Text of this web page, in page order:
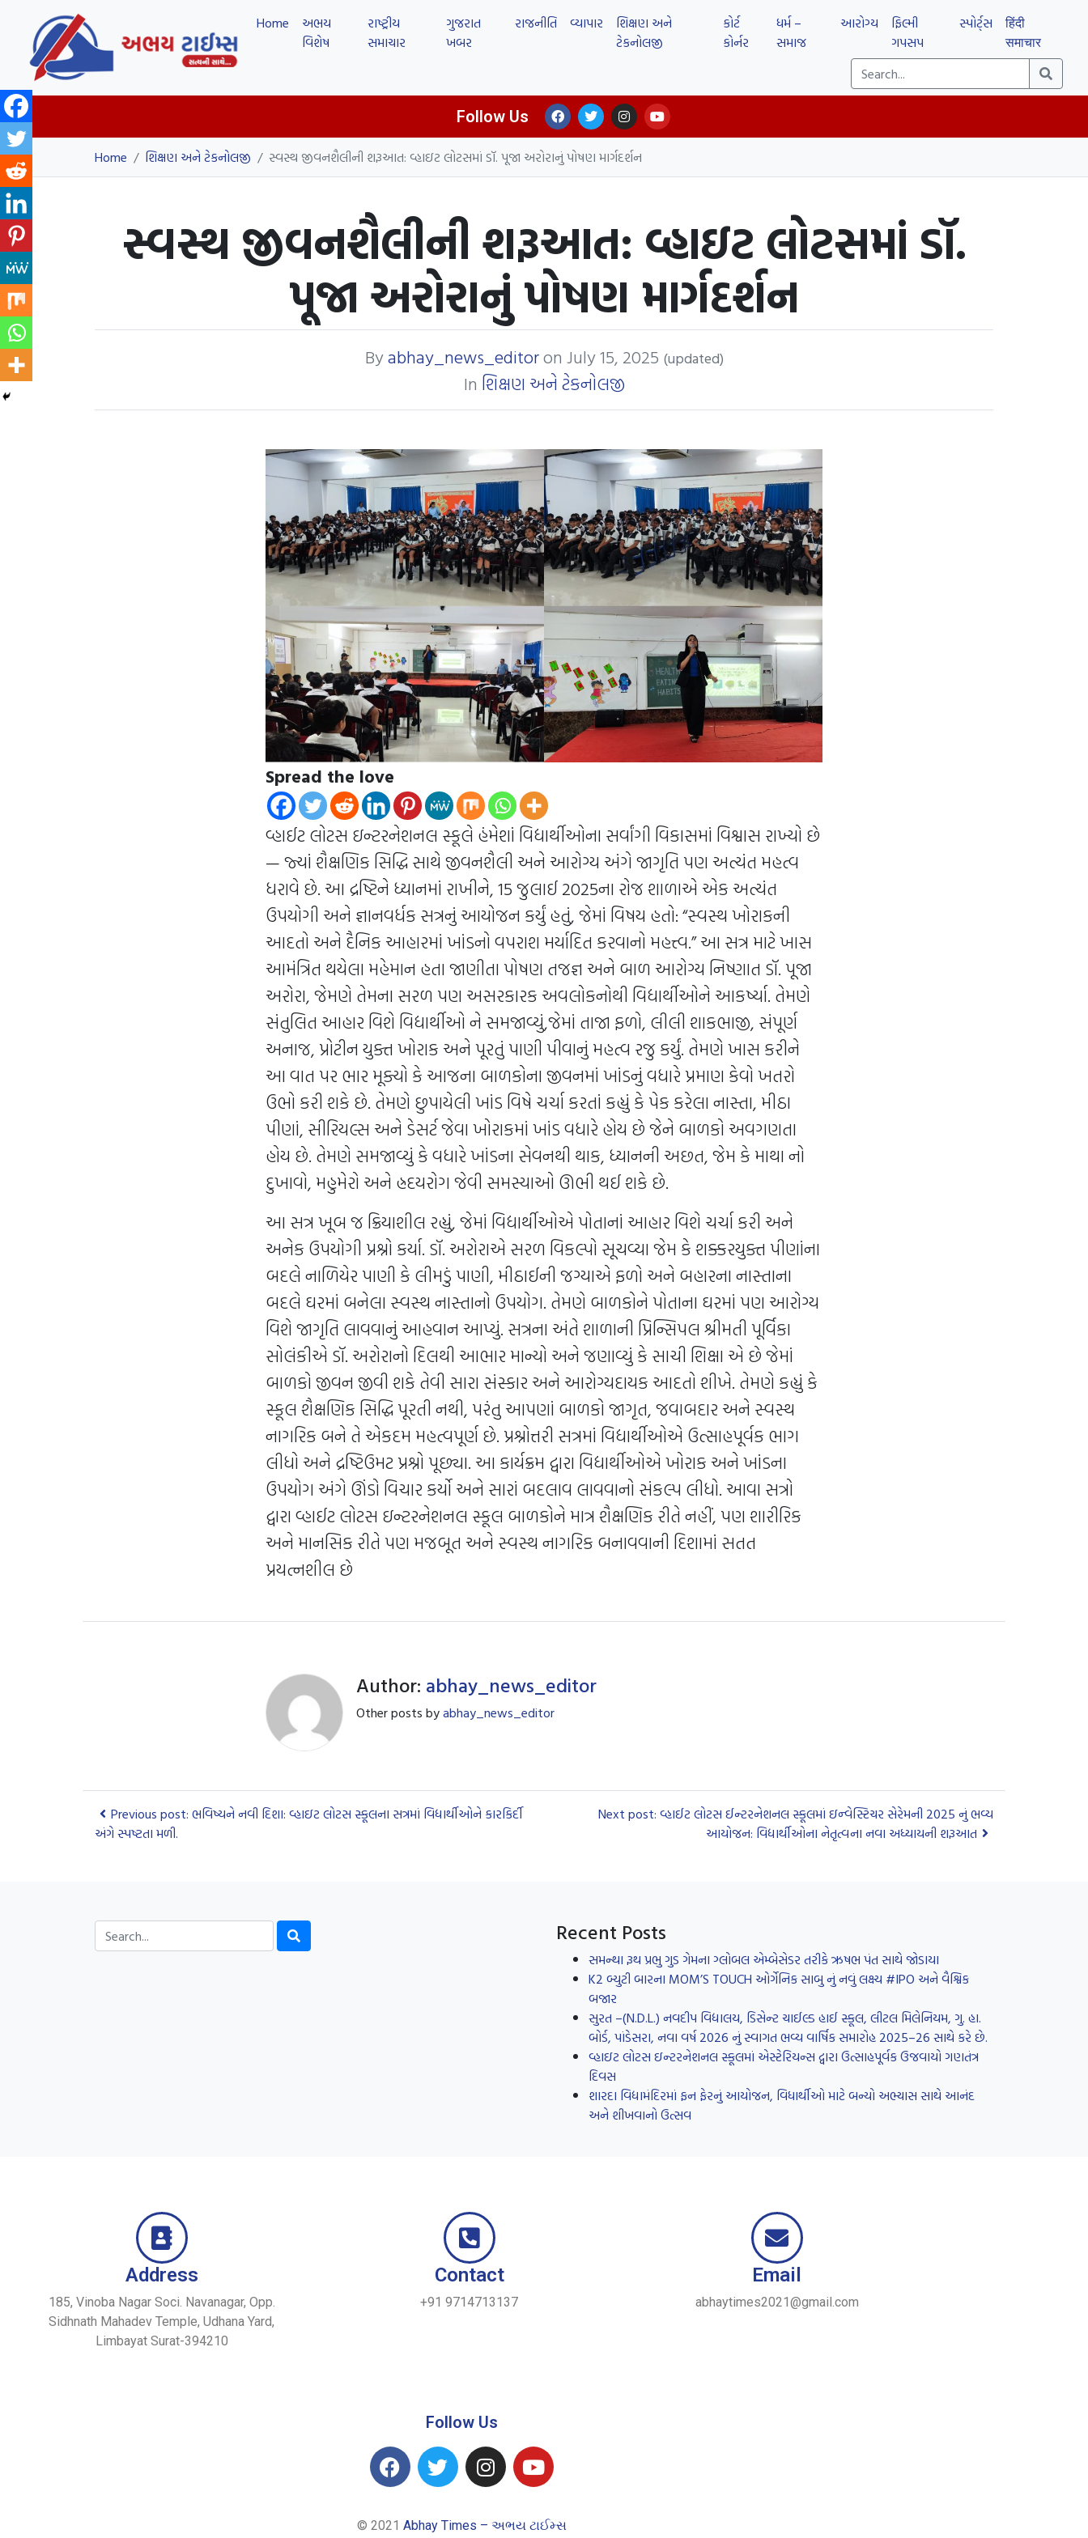
Home
અભય
વિશેષ
રાષ્ટ્રીય
સમાચાર
ગુજરાત
ખબર
રાજનીતિ વ્યાપાર
શિક્ષણ અને
ટેકનોલજી
કોર્ટ
કોર્નર
ધર્મ –
સમાજ
આરોગ્ય
ફિલ્મી
ગપસપ
સ્પોર્ટ્સ
हिंदी
समाचार
Follow Us
Home / શિક્ષણ અને ટેકનોલજી / સ્વસ્થ જીવનશૈલીની શરૂઆત: વ્હાઇટ લોટસમાં ડૉ. પૂજા અરોરાનું પોષણ માર્ગદર્શન
સ્વસ્થ જીવનશૈલીની શરૂઆત: વ્હાઇટ લોટસમાં ડૉ.
પૂજા અરોરાનું પોષણ માર્ગદર્શન
Byabhay_news_editoron July 15, 2025 (updated)
In શિક્ષણ અને ટેકનોલજી
Spread the love
વ્હાઈટ લોટસ ઇન્ટરનેશનલ સ્કૂલે હંમેશાં વિદ્યાર્થીઓના સર્વાંગી વિકાસમાં વિશ્વાસ રાખ્યો છે
— જ્યાં શૈક્ષણિક સિદ્ધિ સાથે જીવનશૈલી અને આરોગ્ય અંગે જાગૃતિ પણ અત્યંત મહત્વ
ધરાવે છે. આ દ્રષ્ટિને ધ્યાનમાં રાખીને, 15 જુલાઈ 2025ના રોજ શાળાએ એક અત્યંત
ઉપયોગી અને જ્ઞાનવર્ધક સત્રનું આયોજન કર્યું હતું, જેમાં વિષય હતો: “સ્વસ્થ ખોરાકની
આદતો અને દૈનિક આહારમાં ખાંડનો વપરાશ મર્યાદિત કરવાનો મહત્ત્વ.” આ સત્ર માટે ખાસ
આમંત્રિત થયેલા મહેમાન હતા જાણીતા પોષણ તજજ્ઞ અને બાળ આરોગ્ય નિષ્ણાત ડૉ. પૂજા
અરોરા, જેમણે તેમના સરળ પણ અસરકારક અવલોકનોથી વિદ્યાર્થીઓને આકર્ષ્યા. તેમણે
સંતુલિત આહાર વિશે વિદ્યાર્થીઓ ને સમજાવ્યું,જેમાં તાજા ફળો, લીલી શાકભાજી, સંપૂર્ણ
અનાજ, પ્રોટીન યુક્ત ખોરાક અને પૂરતું પાણી પીવાનું મહત્વ રજુ કર્યું. તેમણે ખાસ કરીને
આ વાત પર ભાર મૂક્યો કે આજના બાળકોના જીવનમાં ખાંડનું વધારે પ્રમાણ કેવો ખતરો
ઉભો કરી શકે છે. તેમણે છુપાયેલી ખાંડ વિષે ચર્ચા કરતાં કહ્યું કે પેક કરેલા નાસ્તા, મીઠા
પીણાં, સીરિયલ્સ અને ડેસર્ટ જેવા ખોરાકમાં ખાંડ વધારે હોય છે જેને બાળકો અવગણતા
હોય છે. તેમણે સમજાવ્યું કે વધારે ખાંડના સેવનથી થાક, ધ્યાનની અછત, જેમ કે માથા નો
દુખાવો, મહુમેરો અને હ્રદયરોગ જેવી સમસ્યાઓ ઊભી થઈ શકે છે.
આ સત્ર ખૂબ જ ક્રિયાશીલ રહ્યું, જેમાં વિદ્યાર્થીઓએ પોતાનાં આહાર વિશે ચર્ચા કરી અને
અનેક ઉપયોગી પ્રશ્નો કર્યા. ડૉ. અરોરાએ સરળ વિકલ્પો સૂચવ્યા જેમ કે શક્કરયુક્ત પીણાંના
બદલે નાળિયેર પાણી કે લીમડું પાણી, મીઠાઈની જગ્યાએ ફળો અને બહારના નાસ્તાના
બદલે ઘરમાં બનેલા સ્વસ્થ નાસ્તાનો ઉપયોગ. તેમણે બાળકોને પોતાના ઘરમાં પણ આરોગ્ય
વિશે જાગૃતિ લાવવાનું આહવાન આપ્યું. સત્રના અંતે શાળાની પ્રિન્સિપલ શ્રીમતી પૂર્વિકા
સોલંકીએ ડૉ. અરોરાનો દિલથી આભાર માન્યો અને જણાવ્યું કે સાચી શિક્ષા એ છે જેમાં
બાળકો જીવન જીવી શકે તેવી સારા સંસ્કાર અને આરોગ્યદાયક આદતો શીખે. તેમણે કહ્યું કે
સ્કૂલ શૈક્ષણિક સિદ્ધિ પૂરતી નથી, પરંતુ આપણાં બાળકો જાગૃત, જવાબદાર અને સ્વસ્થ
નાગરિક બને તે એકદમ મહત્વપૂર્ણ છે. પ્રશ્નોત્તરી સત્રમાં વિદ્યાર્થીઓએ ઉત્સાહપૂર્વક ભાગ
લીધો અને દ્રષ્ટિઉમટ પ્રશ્નો પૂછ્યા. આ કાર્યક્રમ દ્વારા વિદ્યાર્થીઓએ ખોરાક અને ખાંડના
ઉપયોગ અંગે ઊંડો વિચાર કર્યો અને સારાં બદલાવ લાવવાનો સંકલ્પ લીધો. આવા સત્રો
દ્વારા વ્હાઈટ લોટસ ઇન્ટરનેશનલ સ્કૂલ બાળકોને માત્ર શૈક્ષણિક રીતે નહીં, પણ શારીરિક
અને માનસિક રીતે પણ મજબૂત અને સ્વસ્થ નાગરિક બનાવવાની દિશામાં સતત
પ્રયત્નશીલ છે
Author: abhay_news_editor
Other posts byabhay_news_editor
Previous post: ભવિષ્યને નવી દિશા: વ્હાઇટ લોટસ સ્કૂલના સત્રમાં વિદ્યાર્થીઓને કારકિર્દી
અંગે સ્પષ્ટતા મળી.
Next post: વ્હાઈટ લોટસ ઈન્ટરનેશનલ સ્કૂલમાં ઇન્વેસ્ટિચર સેરેમની 2025 નું ભવ્ય
આયોજન: વિદ્યાર્થીઓના નેતૃત્વના નવા અધ્યાયની શરૂઆત
Recent Posts
સમન્થા રૂથ પ્રભુ ગુડ ગેમના ગ્લોબલ એમ્બેસેડર તરીકે ઋષભ પંત સાથે જોડાયા
K2 બ્યુટી બારના MOM’S TOUCH ઓર્ગેનિક સાબુ નું નવું લક્ષ્ય #IPO અને વૈશ્વિક
બજાર
સુરત –(N.D.L.) નવદીપ વિદ્યાલય, ડિસેન્ટ ચાઈલ્ડ હાઈ સ્કૂલ, લીટલ મિલેનિયમ, ગુ. હા.
બોર્ડ, પાંડેસરા, નવા વર્ષ 2026 નું સ્વાગત ભવ્ય વાર્ષિક સમારોહ 2025–26 સાથે કરે છે.
વ્હાઇટ લોટસ ઇન્ટરનેશનલ સ્કૂલમાં એસ્ટેરિયન્સ દ્વારા ઉત્સાહપૂર્વક ઉજવાયો ગણતંત્ર
દિવસ
શારદા વિદ્યામંદિરમાં ફન ફેરનું આયોજન, વિધાર્થીઓ માટે બન્યો અભ્યાસ સાથે આનંદ
અને શીખવાનો ઉત્સવ
Address
185, Vinoba Nagar Soci. Navanagar, Opp.
Sidhnath Mahadev Temple, Udhana Yard,
Limbayat Surat-394210
Contact
+91 9714713137
Email
abhaytimes2021@gmail.com
Follow Us
© 2021 Abhay Times – અભય ટાઈમ્સ